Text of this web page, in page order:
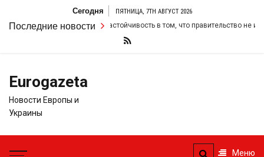
содержимому
Сегодня ПЯТНИЦА, 7TH АВГУСТ 2026
Последние новости
Стармер удвоил свою настойчивость в том, что правительство не
Eurogazeta
Новости Европы и
Украины
Меню